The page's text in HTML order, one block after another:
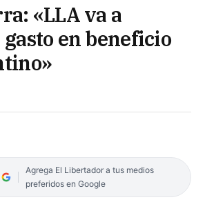
«LLA va a
en beneficio
Agrega El Libertador a tus medios
preferidos en Google